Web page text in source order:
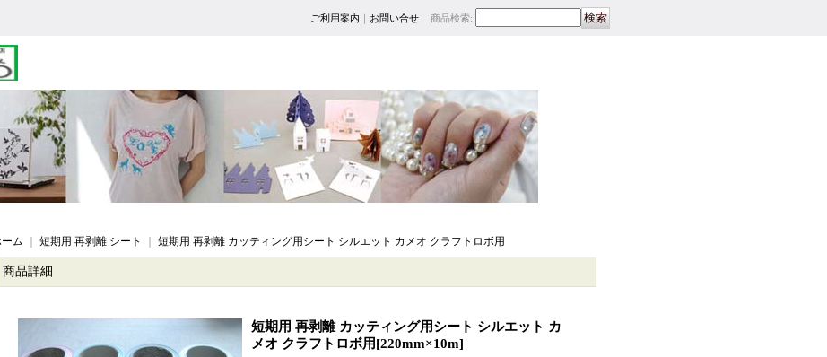
ご利用案内 ｜ お問い合せ 商品検索:
ム 短期用 再剥離 シート 短期用 再剥離 カッティング用シート シルエット カメオ クラフトロボ用
商品詳細
短期用 再剥離 カッティング用シート シルエット カ
メオ クラフトロボ用[220mm×10m]